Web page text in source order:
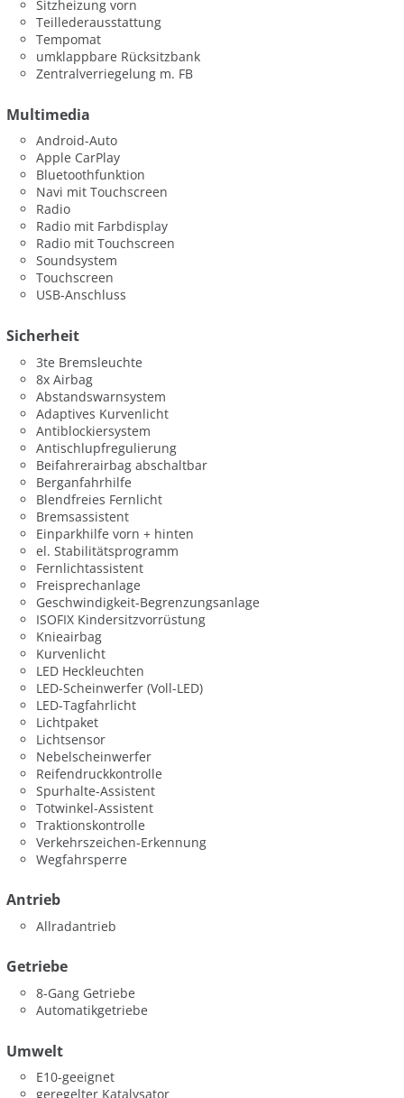
Sitzheizung vorn
Teillederausstattung
Tempomat
umklappbare Rücksitzbank
Zentralverriegelung m. FB
Multimedia
Android-Auto
Apple CarPlay
Bluetoothfunktion
Navi mit Touchscreen
Radio
Radio mit Farbdisplay
Radio mit Touchscreen
Soundsystem
Touchscreen
USB-Anschluss
Sicherheit
3te Bremsleuchte
8x Airbag
Abstandswarnsystem
Adaptives Kurvenlicht
Antiblockiersystem
Antischlupfregulierung
Beifahrerairbag abschaltbar
Berganfahrhilfe
Blendfreies Fernlicht
Bremsassistent
Einparkhilfe vorn + hinten
el. Stabilitätsprogramm
Fernlichtassistent
Freisprechanlage
Geschwindigkeit-Begrenzungsanlage
ISOFIX Kindersitzvorrüstung
Knieairbag
Kurvenlicht
LED Heckleuchten
LED-Scheinwerfer (Voll-LED)
LED-Tagfahrlicht
Lichtpaket
Lichtsensor
Nebelscheinwerfer
Reifendruckkontrolle
Spurhalte-Assistent
Totwinkel-Assistent
Traktionskontrolle
Verkehrszeichen-Erkennung
Wegfahrsperre
Antrieb
Allradantrieb
Getriebe
8-Gang Getriebe
Automatikgetriebe
Umwelt
E10-geeignet
geregelter Katalysator